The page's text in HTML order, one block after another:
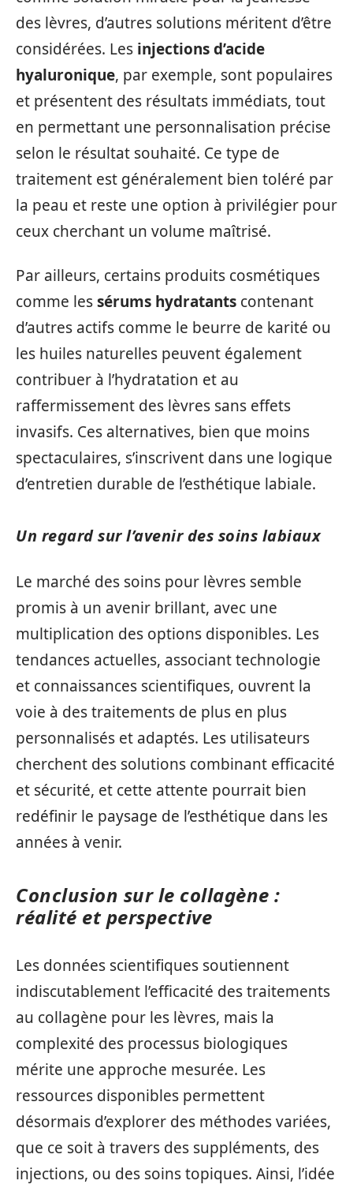
des lèvres, d’autres solutions méritent d’être
considérées. Les injections d’acide
hyaluronique, par exemple, sont populaires
et présentent des résultats immédiats, tout
en permettant une personnalisation précise
selon le résultat souhaité. Ce type de
traitement est généralement bien toléré par
la peau et reste une option à privilégier pour
ceux cherchant un volume maîtrisé.
Par ailleurs, certains produits cosmétiques
comme lessérums hydratants contenant
d’autres actifs comme le beurre de karité ou
les huiles naturelles peuvent également
contribuer à l’hydratation et au
raffermissement des lèvres sans effets
invasifs. Ces alternatives, bien que moins
spectaculaires, s’inscrivent dans une logique
d’entretien durable de l’esthétique labiale.
Un regard sur l’avenir des soins labiaux
Le marché des soins pour lèvres semble
promis à un avenir brillant, avec une
multiplication des options disponibles. Les
tendances actuelles, associant technologie
et connaissances scientifiques, ouvrent la
voie à des traitements de plus en plus
personnalisés et adaptés. Les utilisateurs
cherchent des solutions combinant efficacité
et sécurité, et cette attente pourrait bien
redéfinir le paysage de l’esthétique dans les
années à venir.
Conclusion sur le collagène :
réalité et perspective
Les données scientifiques soutiennent
indiscutablement l’efficacité des traitements
au collagène pour les lèvres, mais la
complexité des processus biologiques
mérite une approche mesurée. Les
ressources disponibles permettent
désormais d’explorer des méthodes variées,
que ce soit à travers des suppléments, des
injections, ou des soins topiques. Ainsi, l’idée